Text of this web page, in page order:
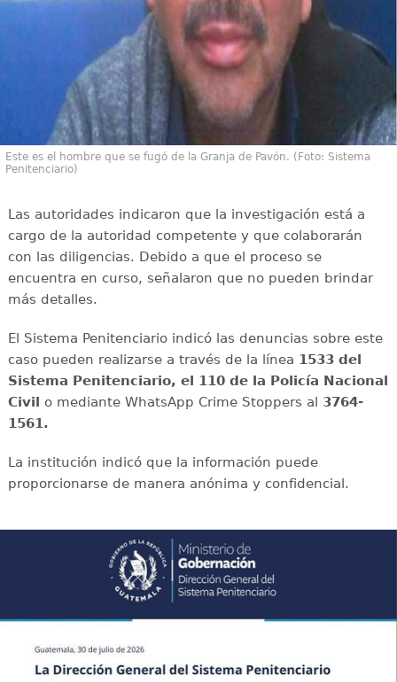
Este es el hombre que se fugó de la Granja de Pavón. (Foto: Sistema
Penitenciario)
Las autoridades indicaron que la investigación está a
cargo de la autoridad competente y que colaborarán
con las diligencias. Debido a que el proceso se
encuentra en curso, señalaron que no pueden brindar
más detalles.
El Sistema Penitenciario indicó las denuncias sobre este
caso pueden realizarse a través de la línea 1533 del
Sistema Penitenciario, el 110 de la Policía Nacional
Civil o mediante WhatsApp Crime Stoppers al 3764-
1561.
La institución indicó que la información puede
proporcionarse de manera anónima y confidencial.